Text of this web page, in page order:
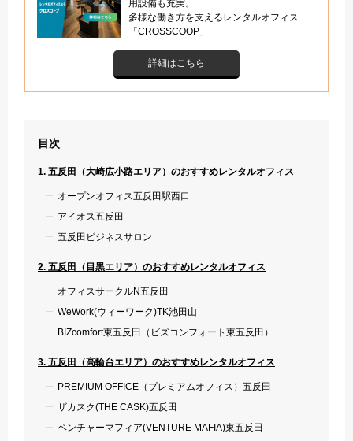
用設備も充実。
多様な働き方を支えるレンタルオフィス
「CROSSCOOP」
詳細はこちら
目次
1. 五反田（大崎広小路エリア）のおすすめレンタルオフィス
オープンオフィス五反田駅西口
アイオス五反田
五反田ビジネスサロン
2. 五反田（目黒エリア）のおすすめレンタルオフィス
オフィスサークルN五反田
WeWork(ウィーワーク)TK池田山
BIZcomfort東五反田（ビズコンフォート東五反田）
3. 五反田（高輪台エリア）のおすすめレンタルオフィス
PREMIUM OFFICE（プレミアムオフィス）五反田
ザカスク(THE CASK)五反田
ベンチャーマフィア(VENTURE MAFIA)東五反田